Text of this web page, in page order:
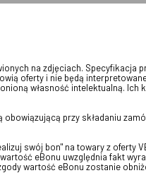
na zdjęciach.
oferty i nie będą
własność intelektualną.
przy składaniu
swój bon" na towary z oferty
eBonu uwzględnia fakt
wartość eBonu zostanie